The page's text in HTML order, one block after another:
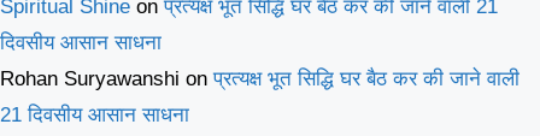
Spiritual Shine onप्रत्यक्ष भूत सिद्धि घर बैठ कर की जाने वाली 21
दिवसीय आसान साधना
Rohan Suryawanshi onप्रत्यक्ष भूत सिद्धि घर बैठ कर की जाने वाली
21 दिवसीय आसान साधना